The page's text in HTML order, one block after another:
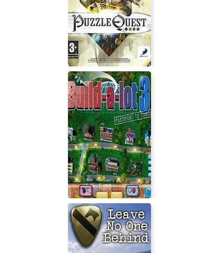
Lollypop
PuzzleQuest: Challenge of the
Warlords